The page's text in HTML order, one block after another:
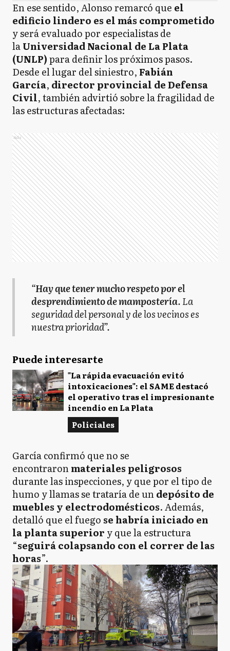
En ese sentido, Alonso remarcó que el
edificio lindero es el más comprometido
y será evaluado por especialistas de
laUniversidad Nacional de La Plata
(UNLP)para definir los próximos pasos.
Desde el lugar del siniestro, Fabián
García, director provincial de Defensa
Civil, también advirtió sobre la fragilidad de
las estructuras afectadas:
Ads
“Hay que tener mucho respeto por el
desprendimiento de mampostería. La
seguridad del personal y de los vecinos es
nuestra prioridad”.
Puede interesarte
"La rápida evacuación evitó
intoxicaciones": el SAME destacó
el operativo tras el impresionante
incendio en La Plata
Policiales
García confirmó que no se
encontraronmateriales peligrosos
durante las inspecciones, y que por el tipo de
humo y llamas se trataría de undepósito de
muebles y electrodomésticos. Además,
detalló que el fuego se habría iniciado en
la planta superior y que la estructura
“seguirá colapsando con el correr de las
horas”.